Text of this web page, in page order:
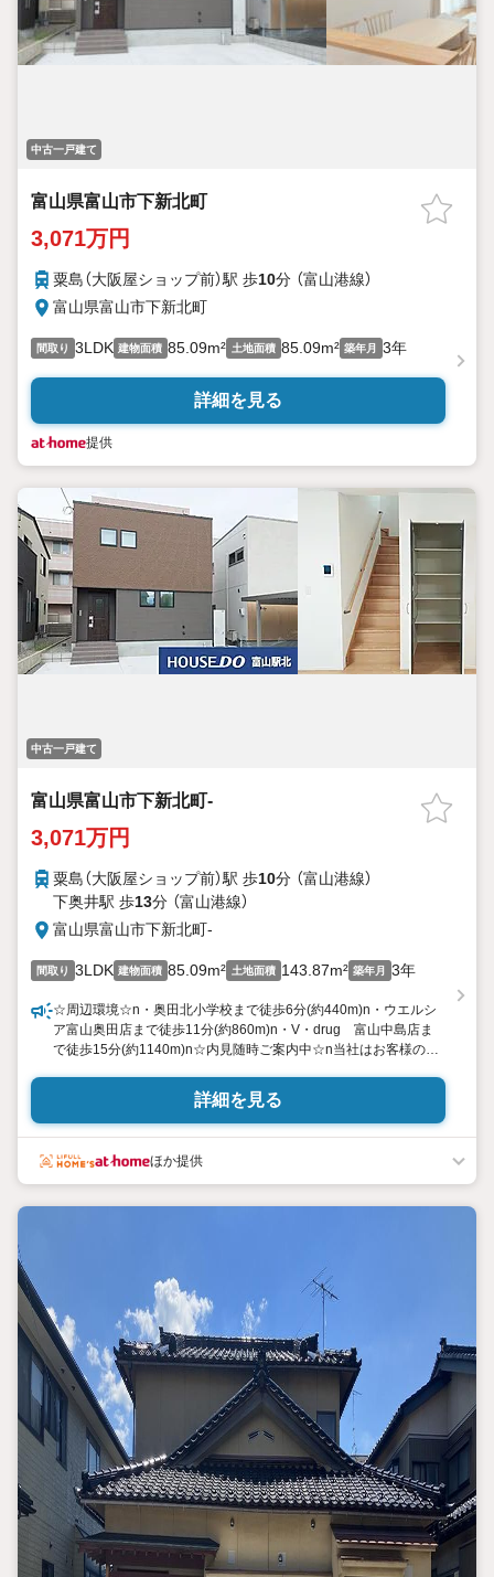
中古一戸建て
富山県富山市下新北町
3,071万円
粟島（大阪屋ショップ前）駅 歩10分 （富山港線）
富山県富山市下新北町
間取り 3LDK 建物面積 85.09m² 土地面積 85.09m² 築年月 3年
詳細を見る
提供
中古一戸建て
富山県富山市下新北町-
3,071万円
粟島（大阪屋ショップ前）駅 歩10分 （富山港線）
下奥井駅 歩13分 （富山港線）
富山県富山市下新北町-
間取り 3LDK 建物面積 85.09m² 土地面積 143.87m² 築年月 3年
☆周辺環境☆n・奥田北小学校まで徒歩6分(約440m)n・ウエルシ
ア富山奥田店まで徒歩11分(約860m)n・V・drug 富山中島店ま
で徒歩15分(約1140m)n☆内見随時ご案内中☆n当社はお客様のお
ム、その他お住まいのことならなんでもお気軽にお問い合わせく
詳細を見る
ほか提供